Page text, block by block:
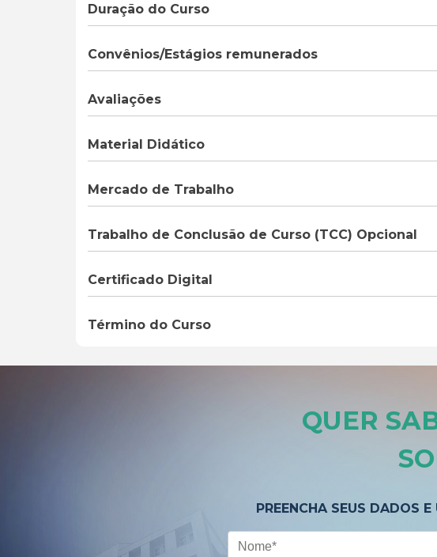
Duração do Curso
Convênios/Estágios remunerados
Avaliações
Material Didático
Mercado de Trabalho
Trabalho de Conclusão de Curso (TCC) Opcional
Certificado Digital
Término do Curso
QUER
PREENCHA SEUS DADOS
Nome